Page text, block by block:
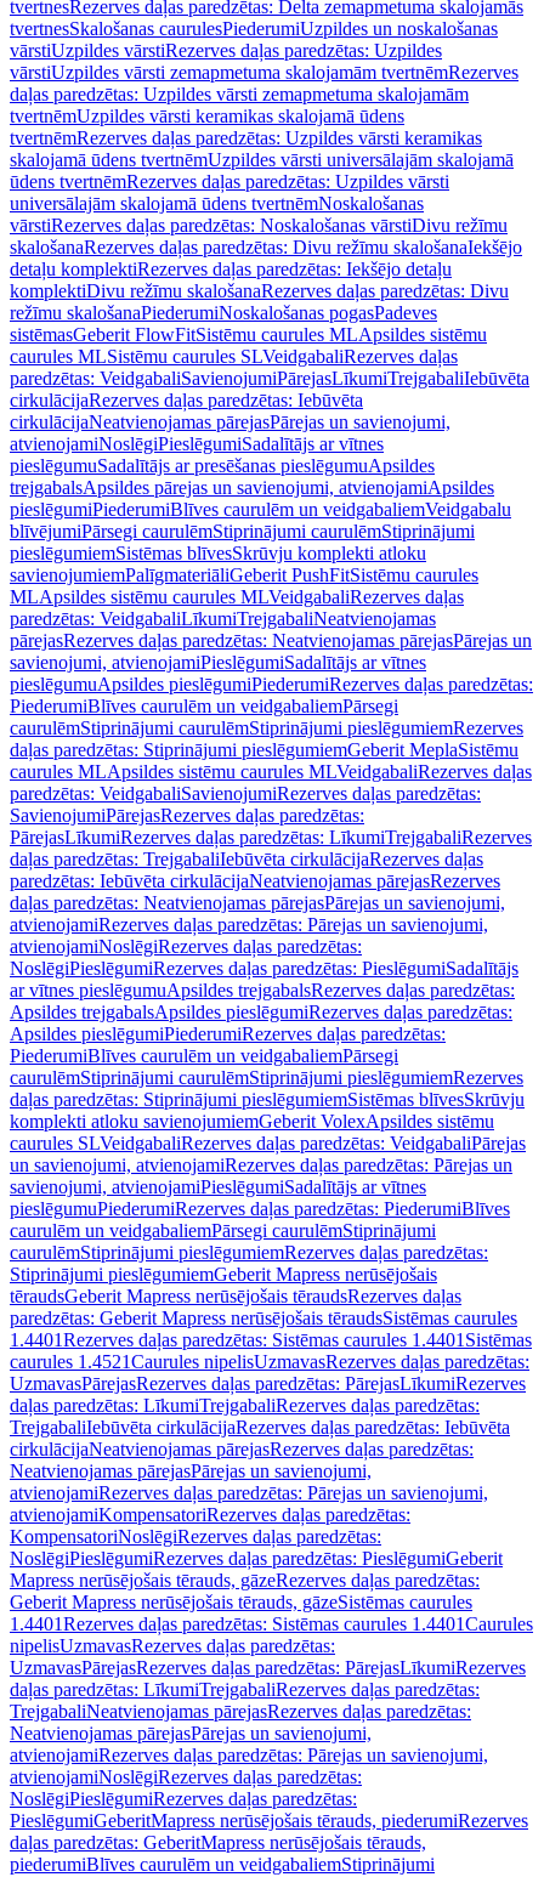
tvertnesRezerves daļas paredzētas: Delta zemapmetuma skalojamās
tvertnesSkalošanas caurulesPiederumiUzpildes un noskalošanas
vārstiUzpildes vārstiRezerves daļas paredzētas: Uzpildes
vārstiUzpildes vārsti zemapmetuma skalojamām tvertnēmRezerves
daļas paredzētas: Uzpildes vārsti zemapmetuma skalojamām
tvertnēmUzpildes vārsti keramikas skalojamā ūdens
tvertnēmRezerves daļas paredzētas: Uzpildes vārsti keramikas
skalojamā ūdens tvertnēmUzpildes vārsti universālajām skalojamā
ūdens tvertnēmRezerves daļas paredzētas: Uzpildes vārsti
universālajām skalojamā ūdens tvertnēmNoskalošanas
vārstiRezerves daļas paredzētas: Noskalošanas vārstiDivu režīmu
skalošanaRezerves daļas paredzētas: Divu režīmu skalošanaIekšējo
detaļu komplektiRezerves daļas paredzētas: Iekšējo detaļu
komplektiDivu režīmu skalošanaRezerves daļas paredzētas: Divu
režīmu skalošanaPiederumiNoskalošanas pogasPadeves
sistēmasGeberit FlowFitSistēmu caurules MLApsildes sistēmu
caurules MLSistēmu caurules SLVeidgabaliRezerves daļas
paredzētas: VeidgabaliSavienojumiPārejasLīkumiTrejgabaliIebūvēta
cirkulācijaRezerves daļas paredzētas: Iebūvēta
cirkulācijaNeatvienojamas pārejasPārejas un savienojumi,
atvienojamiNoslēgiPieslēgumiSadalītājs ar vītnes
pieslēgumuSadalītājs ar presēšanas pieslēgumuApsildes
trejgabalsApsildes pārejas un savienojumi, atvienojamiApsildes
pieslēgumiPiederumiBlīves caurulēm un veidgabaliemVeidgabalu
blīvējumiPārsegi caurulēmStiprinājumi caurulēmStiprinājumi
pieslēgumiemSistēmas blīvesSkrūvju komplekti atloku
savienojumiemPalīgmateriāliGeberit PushFitSistēmu caurules
MLApsildes sistēmu caurules MLVeidgabaliRezerves daļas
paredzētas: VeidgabaliLīkumiTrejgabaliNeatvienojamas
pārejasRezerves daļas paredzētas: Neatvienojamas pārejasPārejas un
savienojumi, atvienojamiPieslēgumiSadalītājs ar vītnes
pieslēgumuApsildes pieslēgumiPiederumiRezerves daļas paredzētas:
PiederumiBlīves caurulēm un veidgabaliemPārsegi
caurulēmStiprinājumi caurulēmStiprinājumi pieslēgumiemRezerves
daļas paredzētas: Stiprinājumi pieslēgumiemGeberit MeplaSistēmu
caurules MLApsildes sistēmu caurules MLVeidgabaliRezerves daļas
paredzētas: VeidgabaliSavienojumiRezerves daļas paredzētas:
SavienojumiPārejasRezerves daļas paredzētas:
PārejasLīkumiRezerves daļas paredzētas: LīkumiTrejgabaliRezerves
daļas paredzētas: TrejgabaliIebūvēta cirkulācijaRezerves daļas
paredzētas: Iebūvēta cirkulācijaNeatvienojamas pārejasRezerves
daļas paredzētas: Neatvienojamas pārejasPārejas un savienojumi,
atvienojamiRezerves daļas paredzētas: Pārejas un savienojumi,
atvienojamiNoslēgiRezerves daļas paredzētas:
NoslēgiPieslēgumiRezerves daļas paredzētas: PieslēgumiSadalītājs
ar vītnes pieslēgumuApsildes trejgabalsRezerves daļas paredzētas:
Apsildes trejgabalsApsildes pieslēgumiRezerves daļas paredzētas:
Apsildes pieslēgumiPiederumiRezerves daļas paredzētas:
PiederumiBlīves caurulēm un veidgabaliemPārsegi
caurulēmStiprinājumi caurulēmStiprinājumi pieslēgumiemRezerves
daļas paredzētas: Stiprinājumi pieslēgumiemSistēmas blīvesSkrūvju
komplekti atloku savienojumiemGeberit VolexApsildes sistēmu
caurules SLVeidgabaliRezerves daļas paredzētas: VeidgabaliPārejas
un savienojumi, atvienojamiRezerves daļas paredzētas: Pārejas un
savienojumi, atvienojamiPieslēgumiSadalītājs ar vītnes
pieslēgumuPiederumiRezerves daļas paredzētas: PiederumiBlīves
caurulēm un veidgabaliemPārsegi caurulēmStiprinājumi
caurulēmStiprinājumi pieslēgumiemRezerves daļas paredzētas:
Stiprinājumi pieslēgumiemGeberit Mapress nerūsējošais
tēraudsGeberit Mapress nerūsējošais tēraudsRezerves daļas
paredzētas: Geberit Mapress nerūsējošais tēraudsSistēmas caurules
1.4401Rezerves daļas paredzētas: Sistēmas caurules 1.4401 Sistēmas
caurules 1.4521Caurules nipelisUzmavasRezerves daļas paredzētas:
UzmavasPārejasRezerves daļas paredzētas: PārejasLīkumiRezerves
daļas paredzētas: LīkumiTrejgabaliRezerves daļas paredzētas:
TrejgabaliIebūvēta cirkulācijaRezerves daļas paredzētas: Iebūvēta
cirkulācijaNeatvienojamas pārejasRezerves daļas paredzētas:
Neatvienojamas pārejasPārejas un savienojumi,
atvienojamiRezerves daļas paredzētas: Pārejas un savienojumi,
atvienojamiKompensatoriRezerves daļas paredzētas:
KompensatoriNoslēgiRezerves daļas paredzētas:
NoslēgiPieslēgumiRezerves daļas paredzētas: PieslēgumiGeberit
Mapress nerūsējošais tērauds, gāzeRezerves daļas paredzētas:
Geberit Mapress nerūsējošais tērauds, gāzeSistēmas caurules
1.4401Rezerves daļas paredzētas: Sistēmas caurules 1.4401Caurules
nipelisUzmavasRezerves daļas paredzētas:
UzmavasPārejasRezerves daļas paredzētas: PārejasLīkumiRezerves
daļas paredzētas: LīkumiTrejgabaliRezerves daļas paredzētas:
TrejgabaliNeatvienojamas pārejasRezerves daļas paredzētas:
Neatvienojamas pārejasPārejas un savienojumi,
atvienojamiRezerves daļas paredzētas: Pārejas un savienojumi,
atvienojamiNoslēgiRezerves daļas paredzētas:
NoslēgiPieslēgumiRezerves daļas paredzētas:
PieslēgumiGeberitMapress nerūsējošais tērauds, piederumiRezerves
daļas paredzētas: GeberitMapress nerūsējošais tērauds,
piederumiBlīves caurulēm un veidgabaliemStiprinājumi